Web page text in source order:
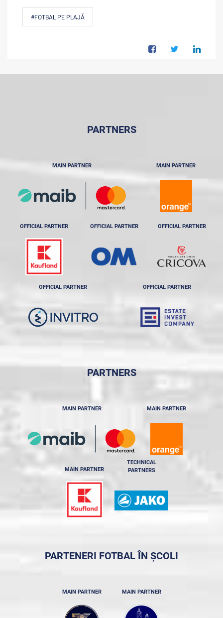
#FOTBAL PE PLAJĂ
PARTNERS
MAIN PARTNER MAIN PARTNER
OFFICIAL PARTNER OFFICIAL PARTNER OFFICIAL PARTNER
OFFICIAL PARTNER OFFICIAL PARTNER
PARTNERS
MAIN PARTNER MAIN PARTNER
MAIN PARTNER
TECHNICAL
PARTNERS
PARTENERI FOTBAL ÎN ȘCOLI
MAIN PARTNER MAIN PARTNER